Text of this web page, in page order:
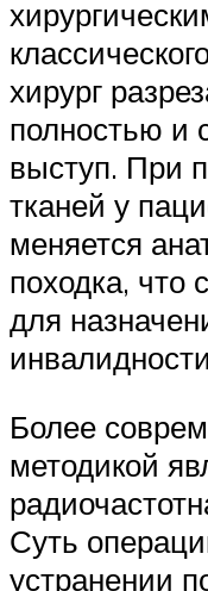
хирург
полностью и
выступ. При
тканей у
меняется
походка, что
для
Более
методикой
Суть
устранении